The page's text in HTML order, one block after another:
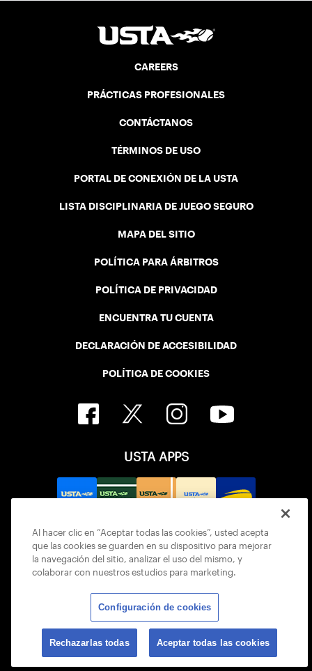
CAREERS
PRÁCTICAS PROFESIONALES
CONTÁCTANOS
TÉRMINOS DE USO
PORTAL DE CONEXIÓN DE LA USTA
LISTA DISCIPLINARIA DE JUEGO SEGURO
MAPA DEL SITIO
POLÍTICA PARA ÁRBITROS
POLÍTICA DE PRIVACIDAD
ENCUENTRA TU CUENTA
DECLARACIÓN DE ACCESIBILIDAD
POLÍTICA DE COOKIES
USTA APPS
© 2026 USTA ALL RIGHTS RESERVED
Al hacer clic en “Aceptar todas las cookies”, usted acepta
que las cookies se guarden en su dispositivo para mejorar
la navegación del sitio, analizar el uso del mismo, y
colaborar con nuestros estudios para marketing.
Configuración de cookies
Rechazarlas todas Aceptar todas las cookies